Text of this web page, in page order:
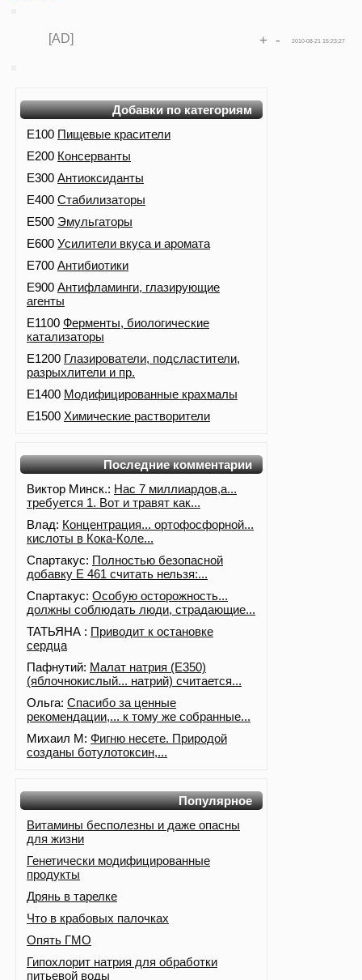
[AD] 2010-08-21 15:23:27
+ -
Добавки по категориям
E100 Пищевые красители
E200 Консерванты
E300 Антиоксиданты
E400 Стабилизаторы
E500 Эмульгаторы
E600 Усилители вкуса и аромата
E700 Антибиотики
E900 Антифламинги, глазирующие
агенты
E1100 Ферменты, биологические
катализаторы
E1200 Глазирователи, подсластители,
разрыхлители и пр.
E1400 Модифицированные крахмалы
E1500 Химические растворители
Последние комментарии
Виктор Минск.: Нас 7 миллиардов,а...
требуется 1. Вот и травят как...
Влад: Концентрация... ортофосфорной...
кислоты в Кока-Коле...
Спартакус: Полностью безопасной
добавку Е 461 считать нельзя:...
Спартакус: Особую осторожность...
должны соблюдать люди, страдающие...
ТАТЬЯНА : Приводит к остановке
сердца
Пафнутий: Малат натрия (E350)
(яблочнокислый... натрий) считается...
Ольга: Спасибо за ценные
рекомендации,... к тому же собранные...
Михаил М: Фигню несете. Природой
созданы ботулотоксин,...
Популярное
Витамины бесполезны и даже опасны
для жизни
Генетически модифицированные
продукты
Дрянь в тарелке
Что в крабовых палочках
Опять ГМО
Гипохлорит натрия для обработки
питьевой воды